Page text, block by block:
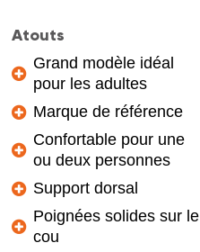
Atouts
Grand modèle idéal
pour les adultes
Marque de référence
Confortable pour une
ou deux personnes
Support dorsal
Poignées solides sur le
cou